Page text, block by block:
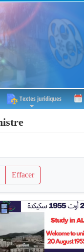
Textes juridiques
Effacer